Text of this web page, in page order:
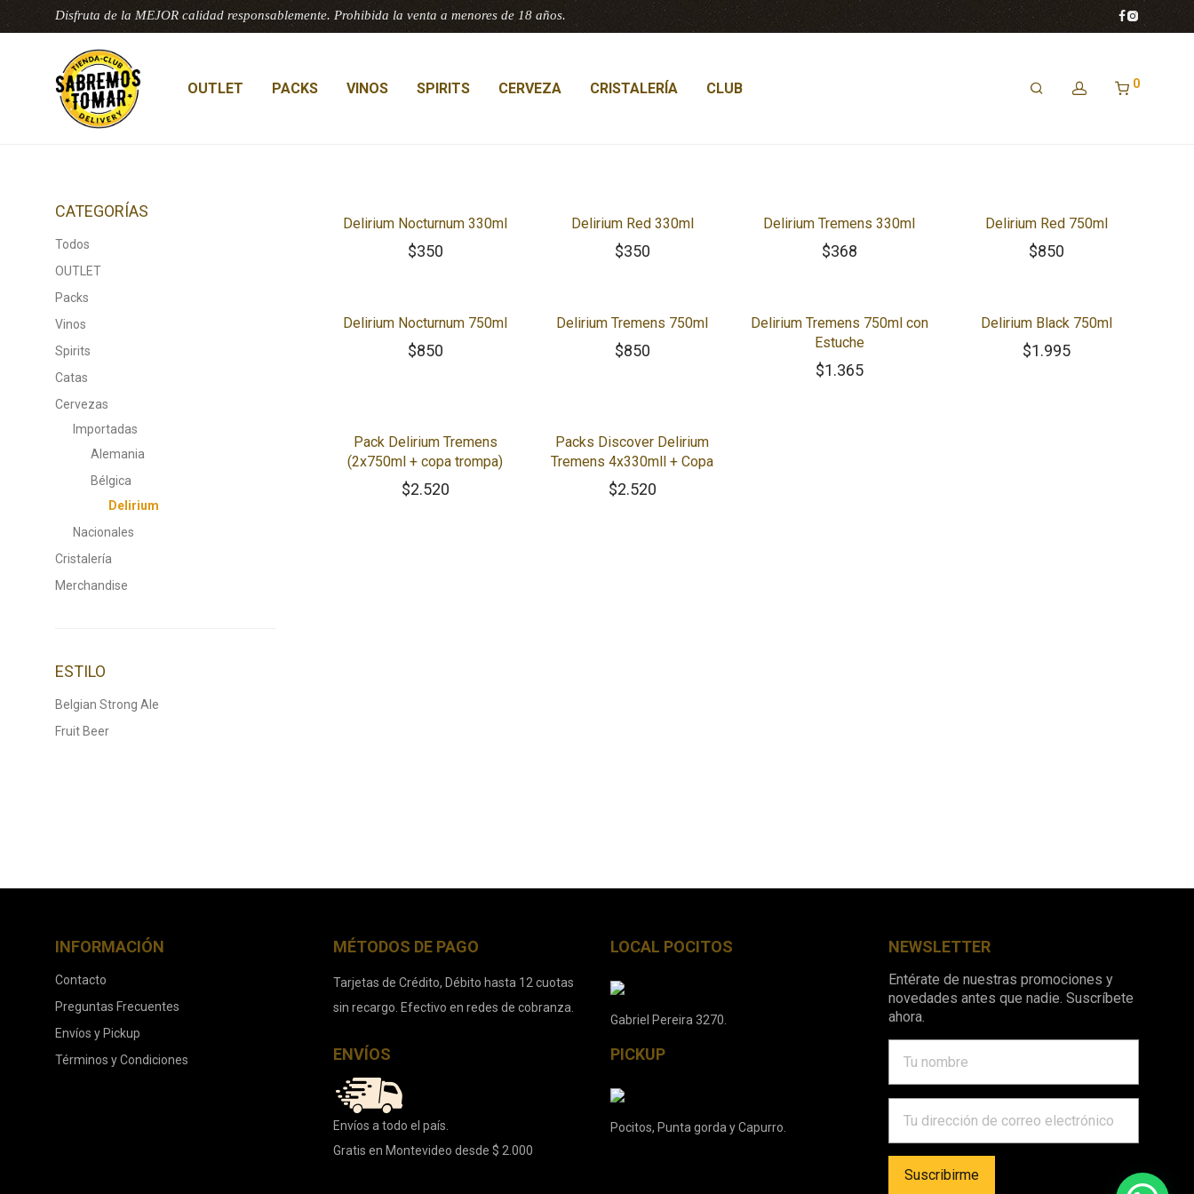
Disfruta de la MEJOR calidad responsablemente. Prohibida la venta a menores de 18 años.
OUTLET PACKS VINOS SPIRITS CERVEZA CRISTALERÍA CLUB 0
CATEGORÍAS
Todos
OUTLET
Packs
Vinos
Spirits
Catas
Cervezas
Importadas
Alemania
Bélgica
Delirium
Nacionales
Cristalería
Merchandise
ESTILO
Belgian Strong Ale
Fruit Beer
Delirium Nocturnum 330ml
$350
Delirium Red 330ml
$350
Delirium Tremens 330ml
$368
Delirium Red 750ml
$850
Delirium Nocturnum 750ml
$850
Delirium Tremens 750ml
$850
Delirium Tremens 750ml con
Estuche
$1.365
Delirium Black 750ml
$1.995
Pack Delirium Tremens
(2x750ml + copa trompa)
$2.520
Packs Discover Delirium
Tremens 4x330mll + Copa
$2.520
INFORMACIÓN
Contacto
Preguntas Frecuentes
Envíos y Pickup
Términos y Condiciones
MÉTODOS DE PAGO
Tarjetas de Crédito, Débito hasta 12 cuotas
sin recargo. Efectivo en redes de cobranza.
ENVÍOS
Envíos a todo el país.
Gratis en Montevideo desde $ 2.000
LOCAL POCITOS
Gabriel Pereira 3270.
PICKUP
Pocitos, Punta gorda y Capurro.
NEWSLETTER
Entérate de nuestras promociones y
novedades antes que nadie. Suscríbete
ahora.